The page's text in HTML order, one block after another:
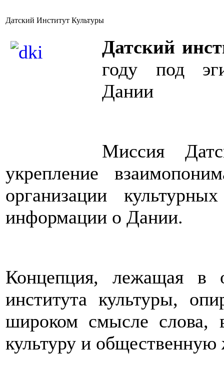
Датский Институт Культуры
Датский
году под
Дании
Миссия
укрепление
организации
информации о Дании.
Концепция, лежащая в
института культуры,
широком смысле слова,
культуру и общественную